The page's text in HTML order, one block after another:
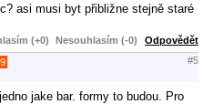
asi musi byt přibližne stejně staré
(+0) Nesouhlasím (-0) Odpovědět
#5
jake bar. formy to budou. Pro